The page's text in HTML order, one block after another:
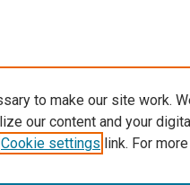
to make our site work.
our content and your
Cookie settings link. For